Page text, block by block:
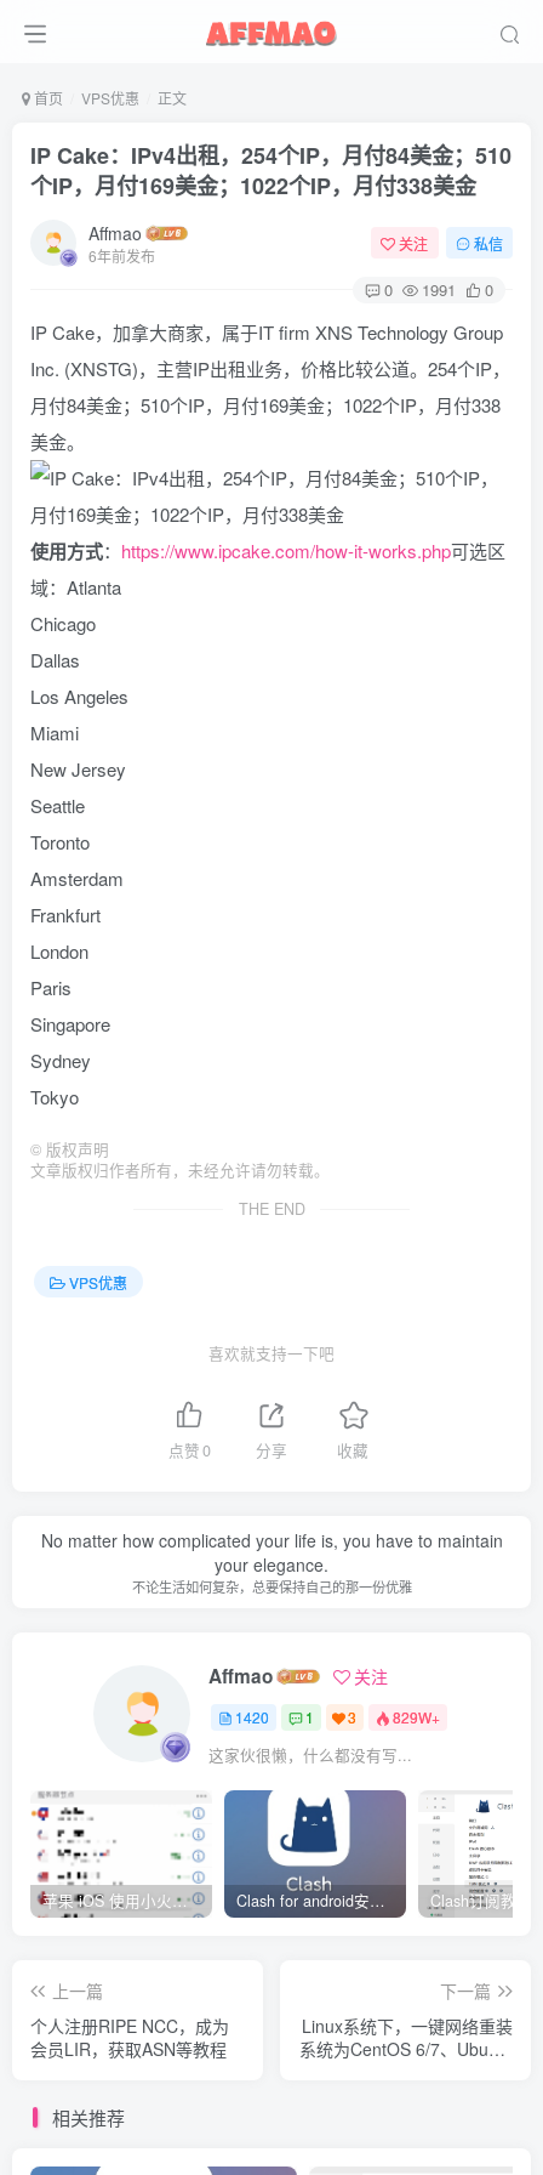
首页 VPS优惠 正文
IP Cake：IPv4出租，254个IP，月付84美金；510
个IP，月付169美金；1022个IP，月付338美金
Affmao
6年前发布
关注 私信
0 1991 0
IP Cake，加拿大商家，属于IT firm XNS Technology Group
Inc. (XNSTG)，主营IP出租业务，价格比较公道。254个IP，
月付84美金；510个IP，月付169美金；1022个IP，月付338
美金。
使用方式： https://www.ipcake.com/how-it-works.php可选区
域：Atlanta
Chicago
Dallas
Los Angeles
Miami
New Jersey
Seattle
Toronto
Amsterdam
Frankfurt
London
Paris
Singapore
Sydney
Tokyo
© 版权声明
文章版权归作者所有，未经允许请勿转载。
THE END
VPS优惠
喜欢就支持一下吧
点赞0 分享 收藏
No matter how complicated your life is, you have to maintain
your elegance.
不论生活如何复杂，总要保持自己的那一份优雅
Affmao 关注
1420 1 3 829W+
这家伙很懒，什么都没有写...
苹果 iOS 使用小火箭(shadowrocket)新手教程 Clash for android安卓客户端保姆级新手使用教程
上一篇
个人注册RIPE NCC，成为
会员LIR，获取ASN等教程
下一篇
Linux系统下，一键网络重装
系统为CentOS 6/7、Ubuntu
相关推荐